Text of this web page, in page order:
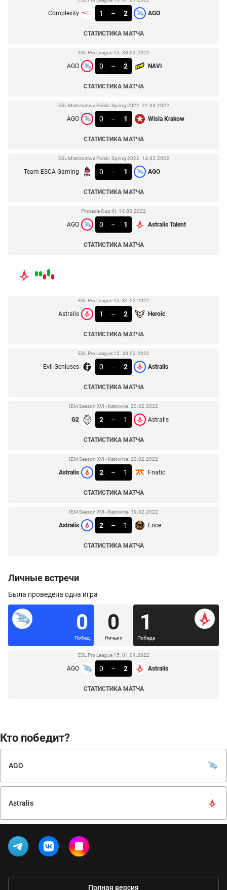
Кто победит?
AGO
Astralis
Complexity 1 – 2 AGO
СТАТИСТИКА МАТЧА
ESL Pro League 15. 30.03.2022
AGO 0 – 2 NAVI
СТАТИСТИКА МАТЧА
ESL Mistrzostwa Polski: Spring 2022. 21.03.2022
AGO 0 – 1 Wisla Krakow
СТАТИСТИКА МАТЧА
ESL Mistrzostwa Polski: Spring 2022. 14.03.2022
Team ESCA Gaming 0 – 1 AGO
СТАТИСТИКА МАТЧА
Pinnacle Cup III. 14.03.2022
AGO 0 – 1 Astralis Talent
СТАТИСТИКА МАТЧА
ESL Pro League 15. 31.03.2022
Astralis 1 – 2 Heroic
СТАТИСТИКА МАТЧА
ESL Pro League 15. 30.03.2022
Evil Geniuses 0 – 2 Astralis
СТАТИСТИКА МАТЧА
IEM Season XVI - Katowice. 20.02.2022
G2 2 – 1 Astralis
СТАТИСТИКА МАТЧА
IEM Season XVI - Katowice. 20.02.2022
Astralis 2 – 1 Fnatic
СТАТИСТИКА МАТЧА
IEM Season XVI - Katowice. 19.02.2022
Astralis 2 – 1 Ence
СТАТИСТИКА МАТЧА
Личные встречи
Была проведена одна игра
0
Побед
0
Ничьих
1
Победа
ESL Pro League 15. 01.04.2022
AGO 0 – 2 Astralis
СТАТИСТИКА МАТЧА
Полная версия